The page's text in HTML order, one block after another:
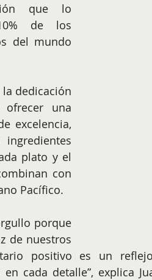
que lo
de los
del mundo
dedicación
una
excelencia,
plato y el
con
Pacífico.
porque
de nuestros
positivo es un
cada detalle”, explica